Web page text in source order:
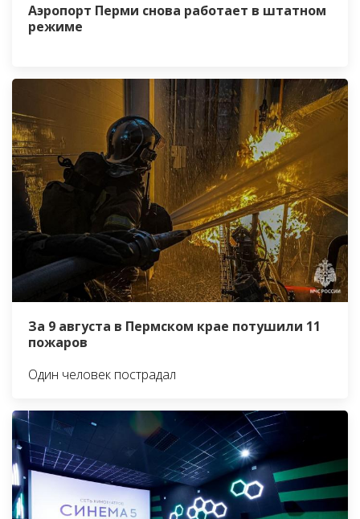
Аэропорт Перми снова работает в штатном
режиме
За 9 августа в Пермском крае потушили 11
пожаров
Один человек пострадал